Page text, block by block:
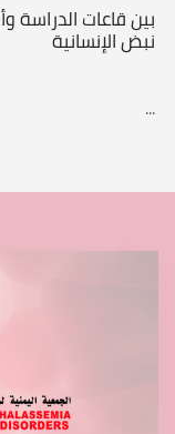
بين قاعات
نبض الإنسانية
...